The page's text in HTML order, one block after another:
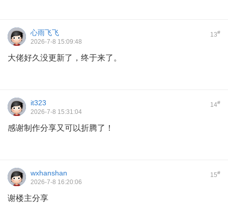
13#
心雨飞飞
2026-7-8 15:09:48
大佬好久没更新了，终于来了。
14#
it323
2026-7-8 15:31:04
感谢制作分享又可以折腾了！
15#
wxhanshan
2026-7-8 16:20:06
谢楼主分享